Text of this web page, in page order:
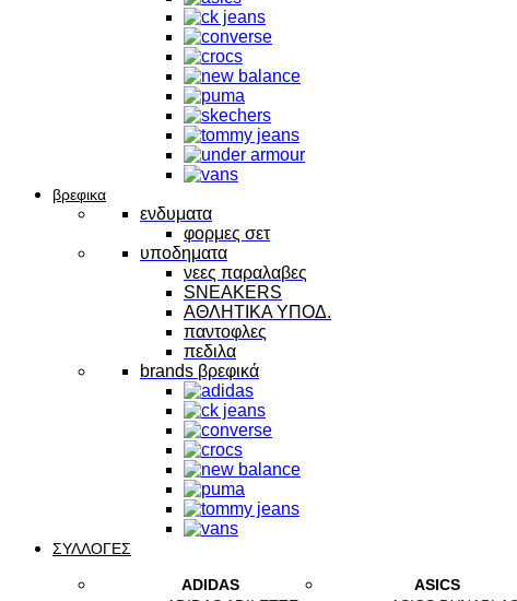
βρεφικα
ενδυματα
φορμες σετ
υποδηματα
νεες παραλαβες
SNEAKERS
ΑΘΛΗΤΙΚΑ ΥΠΟΔ.
παντοφλες
πεδιλα
brands βρεφικά
ΣΥΛΛΟΓΕΣ
ADIDAS
ASICS